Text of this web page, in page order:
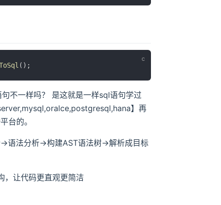
();
不一样吗？ 是这就是一样sql语句学过
】再
台的。
语法分析->构建AST语法树->解析成目标
让代码更直观更简洁